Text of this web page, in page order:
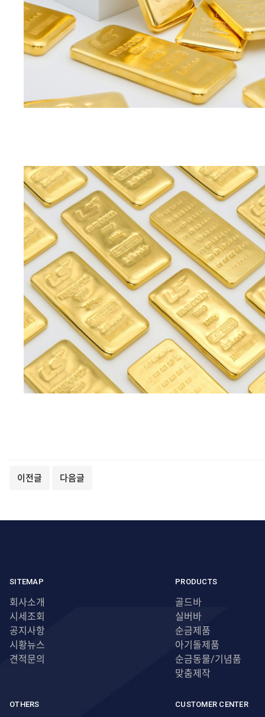
이전글 다음글
SITEMAP
회사소개
시세조회
공지사항
시황뉴스
견적문의
PRODUCTS
골드바
실버바
순금제품
아기돌제품
순금동물/기념품
맞춤제작
OTHERS CUSTOMER CENTER